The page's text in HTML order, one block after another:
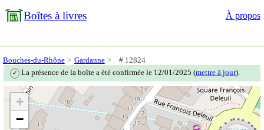
Boîtes à livres À propos
Bouches-du-Rhône Gardanne # 12824
✓ La présence de la boîte a été confirmée le 12/01/2025 (mettre à jour).
+
−